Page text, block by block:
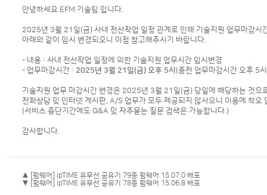
안녕하세요 EFM 기술팀 입니다.
2025년 3월 21일(금) 사내 전산작업 일정 관계로 인해 기술지원 업무마감시
아래와 같이 임시 변경되오니 이점 참고해주시기 바랍니다.
- 내용 : 사내 전산작업 일정에 의한 기술지원 업무시간 임시변경
- 업무마감시간 : 2025년 3월 21일(금) 오후 5시 (종전 업무마감시간 오후 5
기술지원 업무 마감시간 변경은 2025년 3월 21일(금) 당일에 해당하는 것으
전화상담 및 인터넷 게시판, A/S 업무가 모두 제공되지 않사오니 이용에 착오
(서비스 중단기간에도 Q&A 및 자주묻는 질문 검색은 가능합니다.)
감사합니다.
▲ [펌웨어] ipTIME 유무선 공유기 79종 펌웨어 15.07.0 배포
▼ [펌웨어] ipTIME 유무선 공유기 78종 펌웨어 15.06.8 배포